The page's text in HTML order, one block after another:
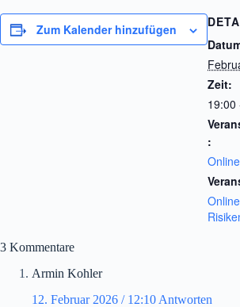
Zum Kalender hinzufügen
Zeit:
19:00
:
3 Kommentare
Armin Kohler
12. Februar 2026 / 12:10 Antworten